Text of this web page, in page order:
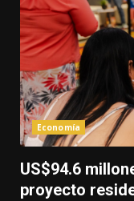
Economía
US$94.6
proyecto